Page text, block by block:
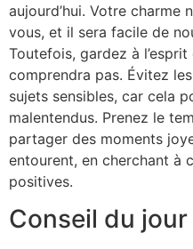
aujourd’hui. Votre charme
vous, et il sera facile de
Toutefois, gardez à
comprendra pas. Évitez
sujets sensibles, car cela
malentendus. Prenez le
partager des moments
entourent, en cherchant à
positives.
Conseil du jour